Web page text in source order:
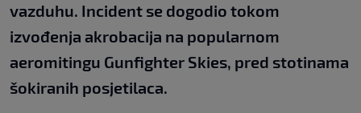
vazduhu. Incident se dogodio tokom
izvođenja akrobacija na popularnom
aeromitingu Gunfighter Skies, pred stotinama
šokiranih posjetilaca.